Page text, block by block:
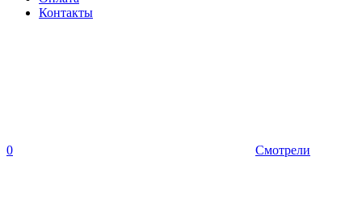
Контакты
0 Смотрели